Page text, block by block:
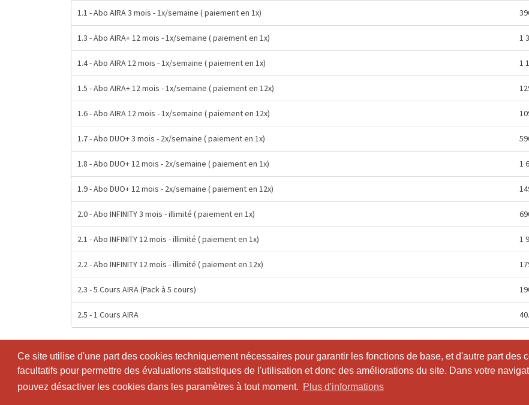
Ce site utilise d'une part des cookies techniquement nécessaires pour garantir les fonctions de base, et d'autre part des
facultatifs pour permettre des évaluations statistiques de l'utilisation et donc des améliorations du site. Dans votre
pouvez désactiver les cookies dans les paramètres à tout moment. Plus d'informations
Ce site utilise d'une part des cookies techniquement nécessaires pour garantir les fonctions de base, et d'autre part des
facultatifs pour permettre des évaluations statistiques de l'utilisation et donc des améliorations du site. Dans votre
pouvez désactiver les cookies dans les paramètres à tout moment. Plus d'informations
1.1 - Abo AIRA 3 mois - 1x/semaine ( paiement en 1x)
1.3 - Abo AIRA+ 12 mois - 1x/semaine ( paiement en 1x) 1
1.4 - Abo AIRA 12 mois - 1x/semaine ( paiement en 1x) 1
1.5 - Abo AIRA+ 12 mois - 1x/semaine ( paiement en 12x)
1.6 - Abo AIRA 12 mois - 1x/semaine ( paiement en 12x)
1.7 - Abo DUO+ 3 mois - 2x/semaine ( paiement en 1x)
1.8 - Abo DUO+ 12 mois - 2x/semaine ( paiement en 1x) 1
1.9 - Abo DUO+ 12 mois - 2x/semaine ( paiement en 12x)
2.0 - Abo INFINITY 3 mois - illimité ( paiement en 1x)
2.1 - Abo INFINITY 12 mois - illimité ( paiement en 1x) 1
2.2 - Abo INFINITY 12 mois - illimité ( paiement en 12x)
2.3 - 5 Cours AIRA (Pack à 5 cours)
2.5 - 1 Cours AIRA
© SportsNow® 2026. Le logiciel suisse pour ton studio.